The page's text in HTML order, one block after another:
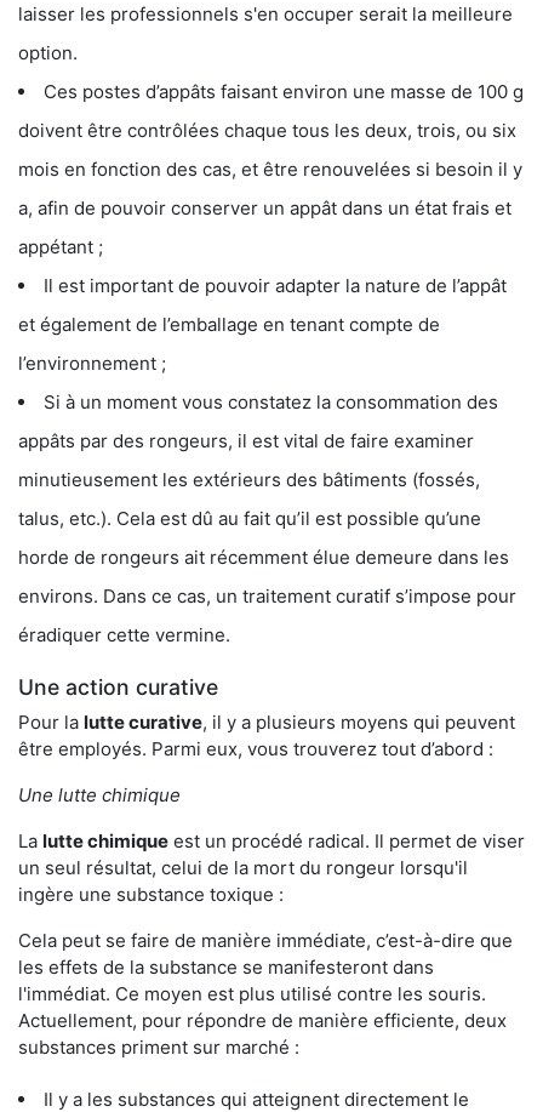
laisser les professionnels s'en occuper serait la meilleure
option.
Ces postes d’appâts faisant environ une masse de 100 g
doivent être contrôlées chaque tous les deux, trois, ou six
mois en fonction des cas, et être renouvelées si besoin il y
a, afin de pouvoir conserver un appât dans un état frais et
appétant ;
Il est important de pouvoir adapter la nature de l’appât
et également de l’emballage en tenant compte de
l’environnement ;
Si à un moment vous constatez la consommation des
appâts par des rongeurs, il est vital de faire examiner
minutieusement les extérieurs des bâtiments (fossés,
talus, etc.). Cela est dû au fait qu’il est possible qu’une
horde de rongeurs ait récemment élue demeure dans les
environs. Dans ce cas, un traitement curatif s’impose pour
éradiquer cette vermine.
Une action curative
Pour la lutte curative, il y a plusieurs moyens qui peuvent
être employés. Parmi eux, vous trouverez tout d’abord :
Une lutte chimique
La lutte chimique est un procédé radical. Il permet de viser
un seul résultat, celui de la mort du rongeur lorsqu'il
ingère une substance toxique :
Cela peut se faire de manière immédiate, c’est-à-dire que
les effets de la substance se manifesteront dans
l'immédiat. Ce moyen est plus utilisé contre les souris.
Actuellement, pour répondre de manière efficiente, deux
substances priment sur marché :
Il y a les substances qui atteignent directement le